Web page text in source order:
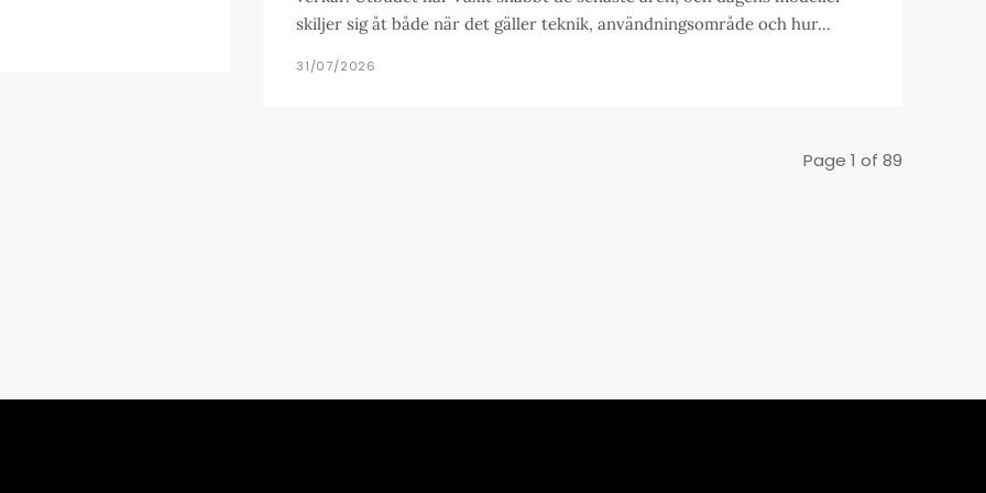
skiljer sig åt både när det gäller teknik, användningsområde och hur...
31/07/2026
Page 1 of 89